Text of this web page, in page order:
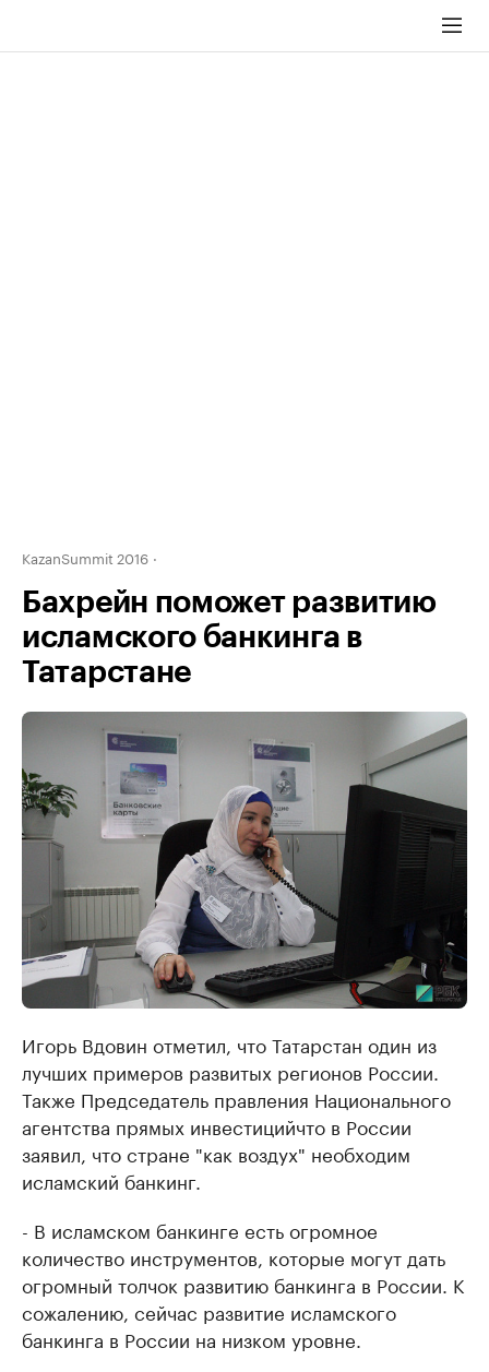
KazanSummit 2016
Бахрейн поможет развитию
исламского банкинга в
Татарстане
Игорь Вдовин отметил, что Татарстан один из
лучших примеров развитых регионов России.
Также Председатель правления Национального
агентства прямых инвестицийчто в России
заявил, что стране "как воздух" необходим
исламский банкинг.
- В исламском банкинге есть огромное
количество инструментов, которые могут дать
огромный толчок развитию банкинга в России. К
сожалению, сейчас развитие исламского
банкинга в России на низком уровне.